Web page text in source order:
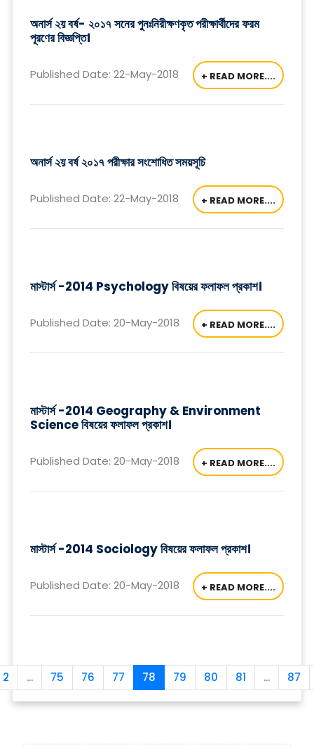
অনার্স ২য় বর্ষ- ২০১৭ সনের পুনঃনিরীক্ষণকৃত পরীক্ষার্থীদের ফরম
পূরণের বিজ্ঞপ্তি।
Published Date: 22-May-2018 + READ MORE....
অনার্স ২য় বর্ষ ২০১৭ পরীক্ষার সংশোধিত সময়সূচি
Published Date: 22-May-2018 + READ MORE....
মাস্টার্স -2014 Psychology বিষয়ের ফলাফল প্রকাশ।
Published Date: 20-May-2018 + READ MORE....
মাস্টার্স -2014 Geography & Environment
Science বিষয়ের ফলাফল প্রকাশ।
Published Date: 20-May-2018 + READ MORE....
মাস্টার্স -2014 Sociology বিষয়ের ফলাফল প্রকাশ।
Published Date: 20-May-2018 + READ MORE....
2 ... 75 76 77 78 79 80 81 ... 87